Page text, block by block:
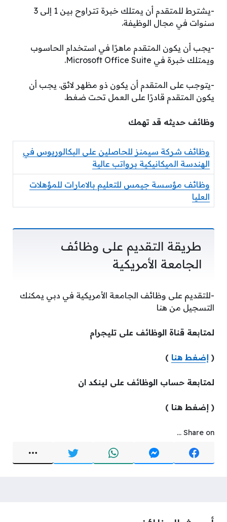
-يشترط للمتقدم أن يمتلك خبرة تتراوح بين 1 إلى 3
سنوات في مجال الوظيفة.
-يجب أن يكون المتقدم ماهرًا في استخدام الحاسوب
ويمتلك خبرة في Microsoft Office Suite.
-يتوجب على المتقدم أن يكون ذو مظهر لائق. يجب أن
يكون المتقدم قادرًا على العمل تحت ضغط.
وظائف حديثه قد تهمك
وظائف شركة سيمنز للحاصلين على البكالوريوس في
الهندسة الميكانيكية برواتب عالية
وظائف مؤسسة جيمس للتعليم بالامارات للمؤهلات
العليا
طريقة التقديم على وظائف
الجامعة الأمريكية
-للتقديم على وظائف الجامعة الأمريكية في دبي يمكنك
التسجيل من هنا
لمتابعة قناة الوظائف على تليجرام
( إضغط هنا )
لمتابعة حساب الوظائف على لينكد ان
( إضغط هنا )
Share on ...